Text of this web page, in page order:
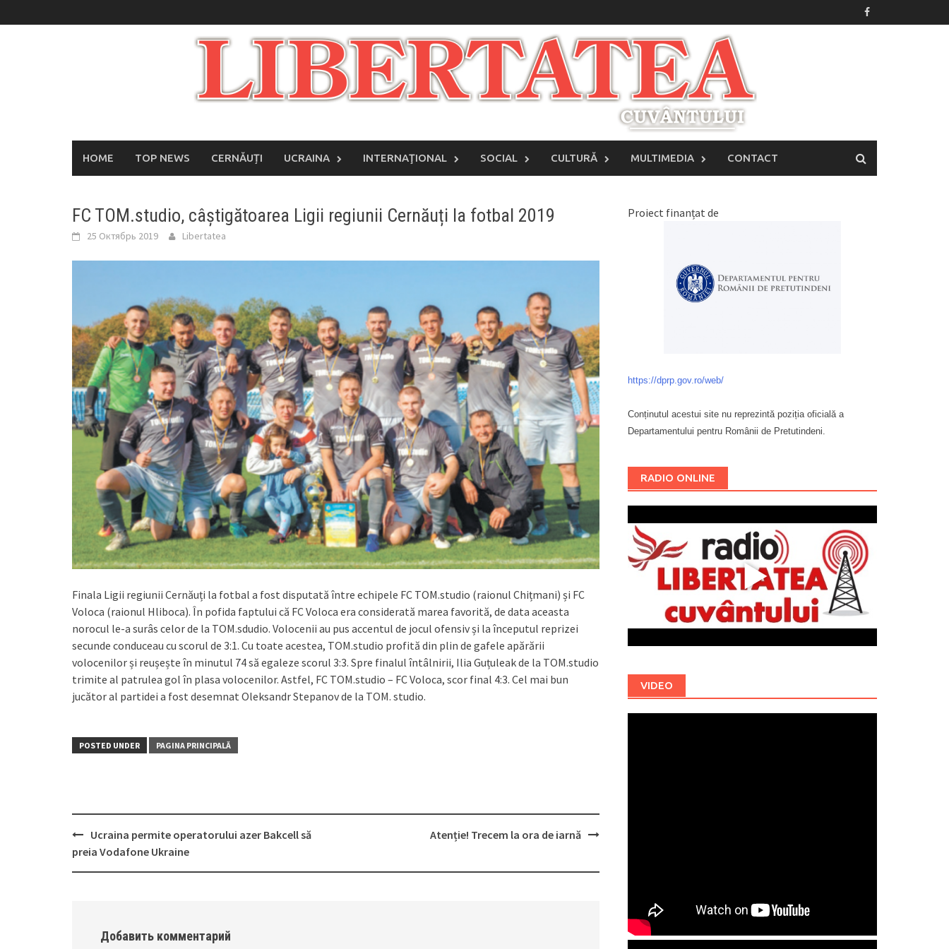
to
HOME TOP NEWS CERNĂUȚI UCRAINA INTERNAŢIONAL SOCIAL CULTURĂ MULTIMEDIA CONTACT
FC TOM.studio, câștigătoarea Ligii regiunii Cernăuți la fotbal 2019
25 Октябрь 2019 Libertatea
Finala Ligii regiunii Cernăuți la fotbal a fost disputată între echipele FC TOM.studio (raionul Chițmani) și FC
Voloca (raionul Hliboca). În pofida faptului că FC Voloca era considerată marea favorită, de data aceasta
norocul le-a surâs celor de la TOM.sdudio. Volocenii au pus accentul de jocul ofensiv și la începutul reprizei
secunde conduceau cu scorul de 3:1. Cu toate acestea, TOM.studio profită din plin de gafele apărării
volocenilor și reușește în minutul 74 să egaleze scorul 3:3. Spre finalul întâlnirii, Ilia Guțuleak de la TOM.studio
trimite al patrulea gol în plasa volocenilor. Astfel, FC TOM.studio – FC Voloca, scor final 4:3. Cel mai bun
jucător al partidei a fost desemnat Oleksandr Stepanov de la TOM. studio.
POSTED UNDER PAGINA PRINCIPALĂ
Post
navigation
Ucraina permite operatorului azer Bakcell să
preia Vodafone Ukraine
Atenție! Trecem la ora de iarnă
Добавить комментарий
Proiect finanțat de
https://dprp.gov.ro/web/
Conținutul acestui site nu reprezintă poziția oficială a
Departamentului pentru Românii de Pretutindeni.
RADIO ONLINE
VIDEO